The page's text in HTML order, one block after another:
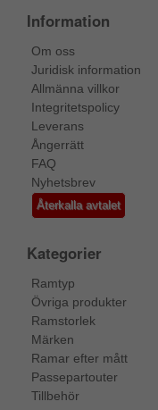
Information
Om oss
Juridisk information
Allmänna villkor
Integritetspolicy
Leverans
Ångerrätt
FAQ
Nyhetsbrev
Återkalla avtalet
Kategorier
Ramtyp
Övriga produkter
Ramstorlek
Märken
Ramar efter mått
Passepartouter
Tillbehör